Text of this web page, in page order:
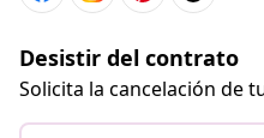
Desistir del contrato
Solicita la cancelación de